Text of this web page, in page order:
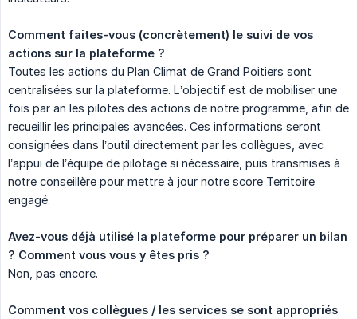
Comment faites-vous (concrètement) le suivi de vos
actions sur la plateforme ?
Toutes les actions du Plan Climat de Grand Poitiers sont
centralisées sur la plateforme. L’objectif est de mobiliser une
fois par an les pilotes des actions de notre programme, afin de
recueillir les principales avancées. Ces informations seront
consignées dans l’outil directement par les collègues, avec
l’appui de l’équipe de pilotage si nécessaire, puis transmises à
notre conseillère pour mettre à jour notre score Territoire
engagé.
Avez-vous déjà utilisé la plateforme pour préparer un bilan
? Comment vous vous y êtes pris ?
Non, pas encore.
Comment vos collègues / les services se sont appropriés